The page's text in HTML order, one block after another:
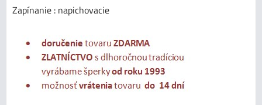
Zapínanie : napichovacie